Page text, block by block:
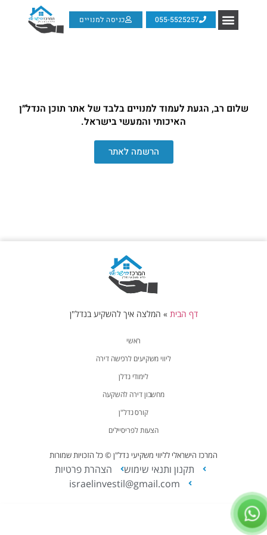
055-5525257 כניסה למנויים
שלום רב, הגעת לעמוד למנויים בלבד של אתר תוכן הנדל״ן
האיכותי והמעשי בישראל.
הרשמה לאתר
המרכז הישראלי לליווי משקיעי נדל"ן © כל הזכויות שמורות
תקנון ותנאי שימוש
הצהרת פרטיות
israelinvestil@gmail.com
ראשי
ליווי משקיעים לרכישה דירה
לימודי נדלן
מחשבון דירה להשקעה
קורס נדל"ן
הצעות לפריסיילים
דף הבית » המלצה איך להשקיע בנדל"ן